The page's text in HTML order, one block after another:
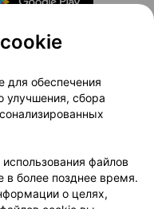
проекта
маркетинг
Доставка
Партнеры
103.by
для обеспечения
улучшения, сбора
файлов
в более позднее время.
о целях,